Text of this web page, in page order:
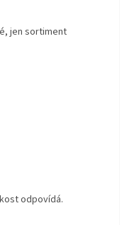
hvězdiček.
jen sortiment
hvězdiček.
hvězdiček.
odpovídá.